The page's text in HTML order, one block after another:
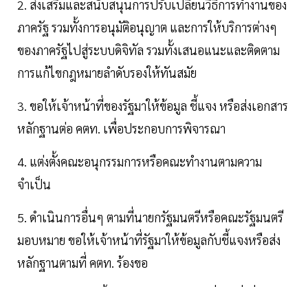
2. ส่งเสริมและสนับสนุนการปรับเปลี่ยนวิธีการทำงานของ
ภาครัฐ รวมทั้งการอนุมัติอนุญาต และการให้บริการต่างๆ
ของภาครัฐไปสู่ระบบดิจิทัล รวมทั้งเสนอแนะและติดตาม
การแก้ไขกฎหมายลำดับรองให้ทันสมัย
3. ขอให้เจ้าหน้าที่ของรัฐมาให้ข้อมูล ชี้แจง หรือส่งเอกสาร
หลักฐานต่อ คตท. เพื่อประกอบการพิจารณา
4. แต่งตั้งคณะอนุกรรมการหรือคณะทำงานตามความ
จำเป็น
5. ดำเนินการอื่นๆ ตามที่นายกรัฐมนตรีหรือคณะรัฐมนตรี
มอบหมาย ขอให้เจ้าหน้าที่รัฐมาให้ข้อมูลกับชี้แจงหรือส่ง
หลักฐานตามที่ คตท. ร้องขอ